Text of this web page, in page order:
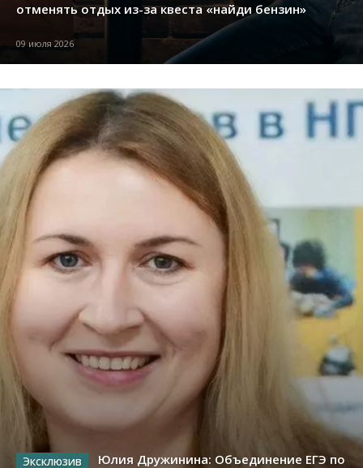
отменять отдых из-за квеста «найди бензин»
09 июля 2026
Юлия Дружинина: Объединение ЕГЭ по